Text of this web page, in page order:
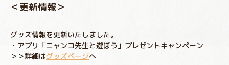
＜更新情報＞
グッズ情報を更新いたしました。
・アプリ「ニャンコ先生と遊ぼう」プレゼントキャンペーン
＞＞詳細はグッズページへ